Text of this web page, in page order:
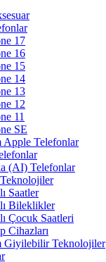
17
16
15
14
13
12
11
SE
Apple Telefonlar
(AI) Telefonlar
Saatler
Bileklikler
Çocuk Saatleri
Cihazları
Giyilebilir Teknolojiler